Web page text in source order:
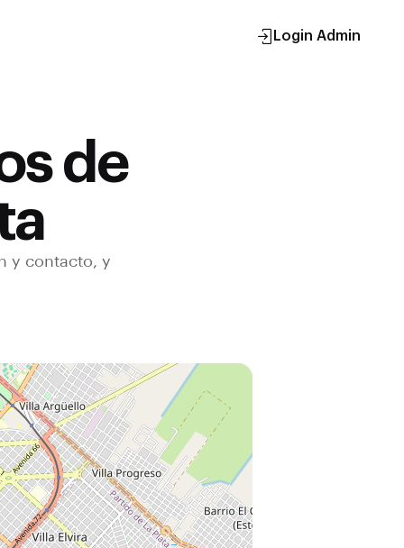
Login Admin
de
y contacto, y